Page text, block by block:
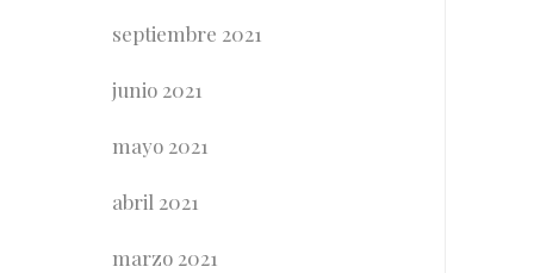
septiembre 2021
junio 2021
mayo 2021
abril 2021
marzo 2021